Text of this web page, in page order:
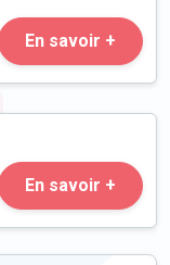
En savoir +
En savoir +